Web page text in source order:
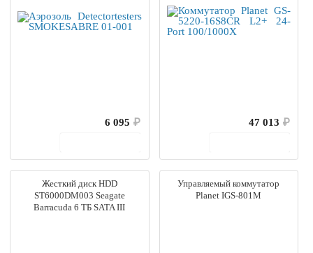
6 095 ₽
47 013 ₽
Жесткий диск HDD
ST6000DM003 Seagate
Barracuda 6 ТБ SATA III
Управляемый коммутатор
Planet IGS-801M